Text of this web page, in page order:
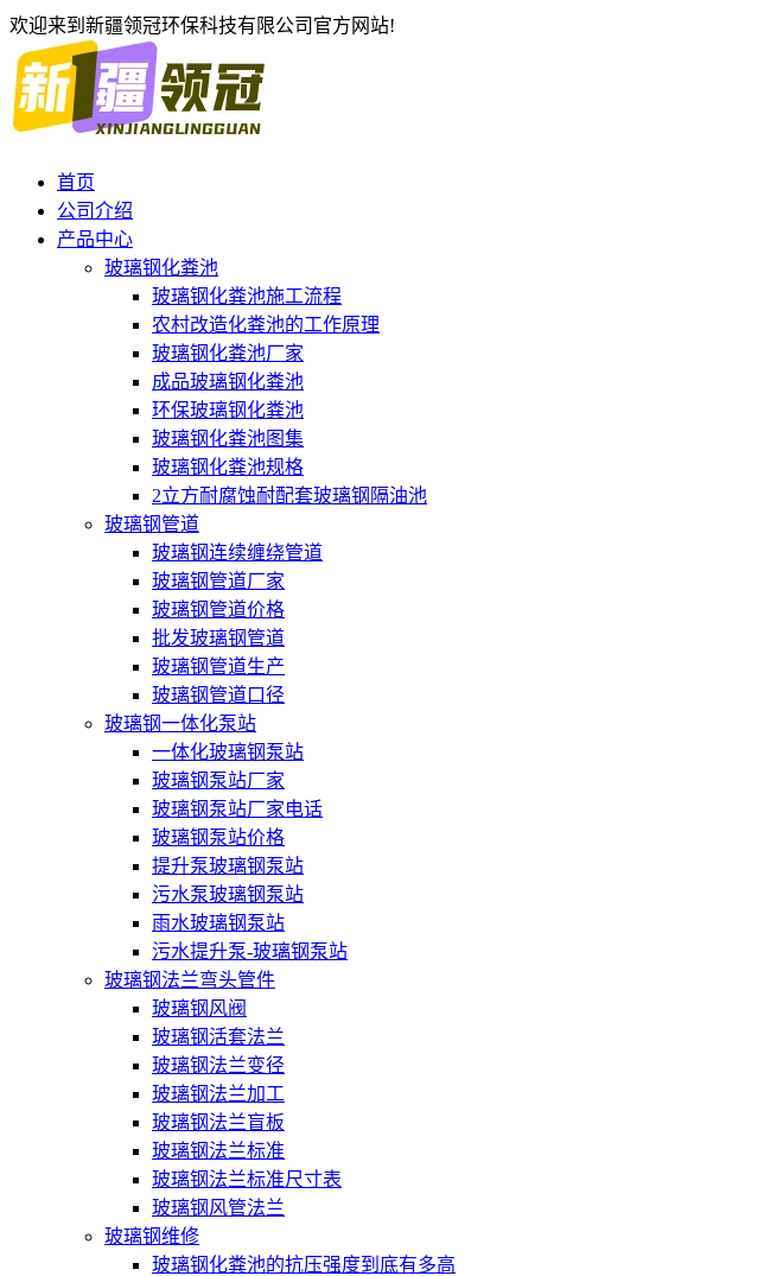
欢迎来到新疆领冠环保科技有限公司官方网站!
首页
公司介绍
产品中心
玻璃钢化粪池
玻璃钢化粪池施工流程
农村改造化粪池的工作原理
玻璃钢化粪池厂家
成品玻璃钢化粪池
环保玻璃钢化粪池
玻璃钢化粪池图集
玻璃钢化粪池规格
2立方耐腐蚀耐配套玻璃钢隔油池
玻璃钢管道
玻璃钢连续缠绕管道
玻璃钢管道厂家
玻璃钢管道价格
批发玻璃钢管道
玻璃钢管道生产
玻璃钢管道口径
玻璃钢一体化泵站
一体化玻璃钢泵站
玻璃钢泵站厂家
玻璃钢泵站厂家电话
玻璃钢泵站价格
提升泵玻璃钢泵站
污水泵玻璃钢泵站
雨水玻璃钢泵站
污水提升泵-玻璃钢泵站
玻璃钢法兰弯头管件
玻璃钢风阀
玻璃钢活套法兰
玻璃钢法兰变径
玻璃钢法兰加工
玻璃钢法兰盲板
玻璃钢法兰标准
玻璃钢法兰标准尺寸表
玻璃钢风管法兰
玻璃钢维修
玻璃钢化粪池的抗压强度到底有多高